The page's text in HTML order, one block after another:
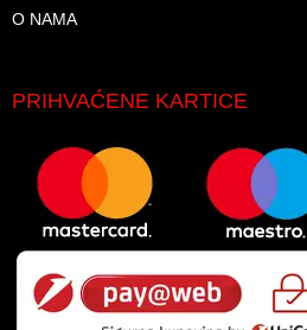
O NAMA
PRIHVAĆENE KARTICE